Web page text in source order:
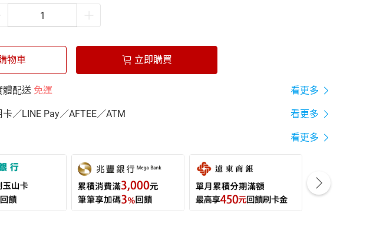
物車 立即購買
體配送 免運 看更多
卡／LINE Pay／AFTEE／ATM 看更多
看更多